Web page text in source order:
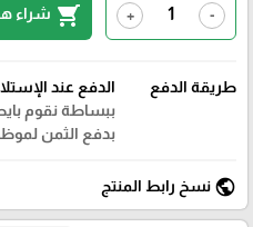
-
+
shopping_cart شراء
طريقة الدفع
الدفع عند
ببساطة نقوم
بدفع الثمن
public نسخ رابط المنتج